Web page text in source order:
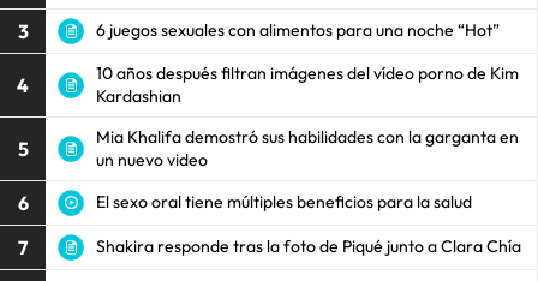
3 6 juegos sexuales con alimentos para una noche “Hot”
4
10 años después filtran imágenes del vídeo porno de Kim
Kardashian
5
Mia Khalifa demostró sus habilidades con la garganta en
un nuevo video
6 El sexo oral tiene múltiples beneficios para la salud
7
Shakira responde tras la foto de Piqué junto a Clara Chía